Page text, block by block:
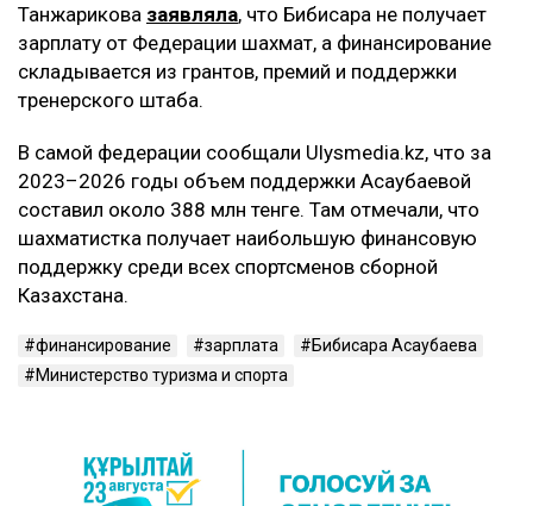
Танжарикова заявляла, что Бибисара не получает
зарплату от Федерации шахмат, а финансирование
складывается из грантов, премий и поддержки
тренерского штаба.
В самой федерации сообщали Ulysmedia.kz, что за
2023–2026 годы объем поддержки Асаубаевой
составил около 388 млн тенге. Там отмечали, что
шахматистка получает наибольшую финансовую
поддержку среди всех спортсменов сборной
Казахстана.
финансирование зарплата
Бибисара Асаубаева
Министерство туризма и спорта